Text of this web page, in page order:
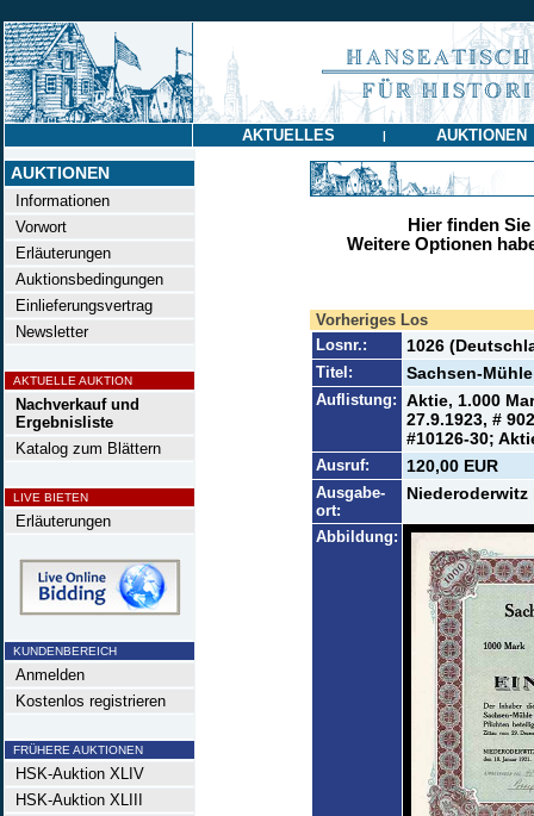
AKTUELLES | AUKTIONEN
AUKTIONEN
Informationen
Vorwort
Erläuterungen
Auktionsbedingungen
Einlieferungsvertrag
Newsletter
AKTUELLE AUKTION
Nachverkauf und
Ergebnisliste
Katalog zum Blättern
LIVE BIETEN
Erläuterungen
KUNDENBEREICH
Anmelden
Kostenlos registrieren
FRÜHERE AUKTIONEN
HSK-Auktion XLIV
HSK-Auktion XLIII
Hier finden
Weitere Optionen
Vorheriges Los
Losnr.:
1026
Titel: Sachsen-
Auflistung: Aktie, 1.000
27.9.1923, #
#10126-30;
Ausruf: 120,00 EUR
Ausgabe-
ort:
Niederoderwitz
Abbildung: